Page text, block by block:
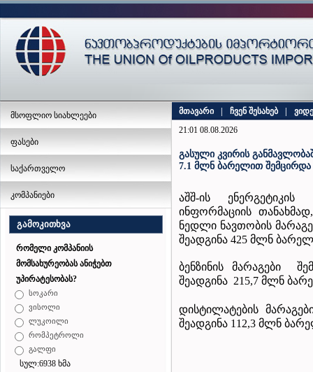
მსოფლიო სიახლეები
ფასები
საქართველო
კომპანიები
გამოკითხვა
რომელი კომპანიის
მომსახურეობას ანიჭებთ
უპირატესობას?
სოკარი
ვისოლი
ლუკოილი
რომპეტროლი
გალფი
სულ:6938 ხმა
მთავარი ჩვენ შესახებ
21:01 08.08.2026
გასული კვირის
7.1 მლნ ბარელით შემცირდა
აშშ-ის
ინფორმაციის
ნედლი ნავთობის
შეადგინა 425 მლნ
ბენზინის მარაგები
შეადგინა 215,7 მლნ
დისტილატების
შეადგინა 112,3 მლნ